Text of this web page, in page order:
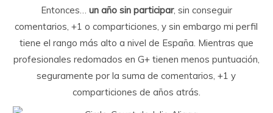
Entonces…
un año sin participar, sin conseguir
comentarios, +1 o comparticiones, y sin embargo mi perfil
tiene el rango más alto a nivel de España. Mientras que
profesionales redomados en G+ tienen menos puntuación,
seguramente por la suma de comentarios, +1 y
comparticiones de años atrás.